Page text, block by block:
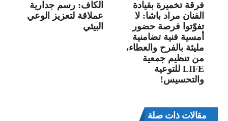
الكاف: رسم جدارية
عملاقة لتعزيز الوعي
البيئي
فرقة تخميرة بقيادة
الفنان مراد باشا: لا
تفوّتوا فرصة حضور
أمسية فنية تضامنية
مليئة بالفرح والعطاء،
من تنظيم جمعية
LIFE للتوعية
والتحسيس!
مقالات ذات صلة